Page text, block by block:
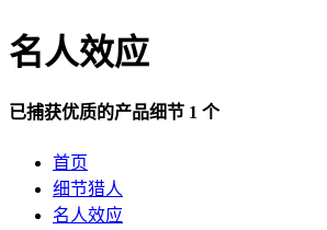
名人效应
已捕获优质的产品细节 1 个
首页
细节猎人
名人效应